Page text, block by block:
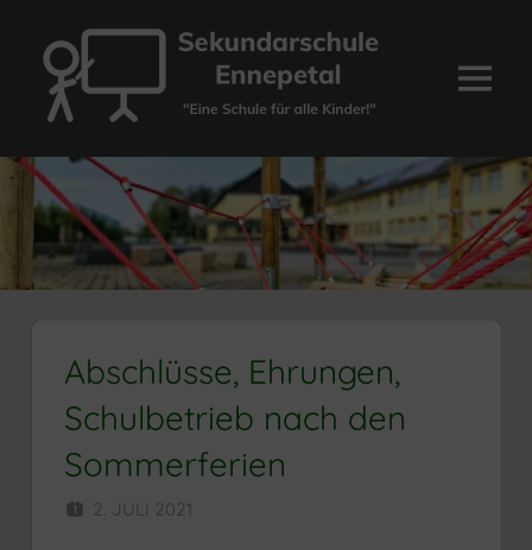
Inhalt
springen
Sekundarschule
Ennepetal
Menü
Abschlüsse, Ehrungen,
Schulbetrieb nach den
Sommerferien
2. JULI 2021